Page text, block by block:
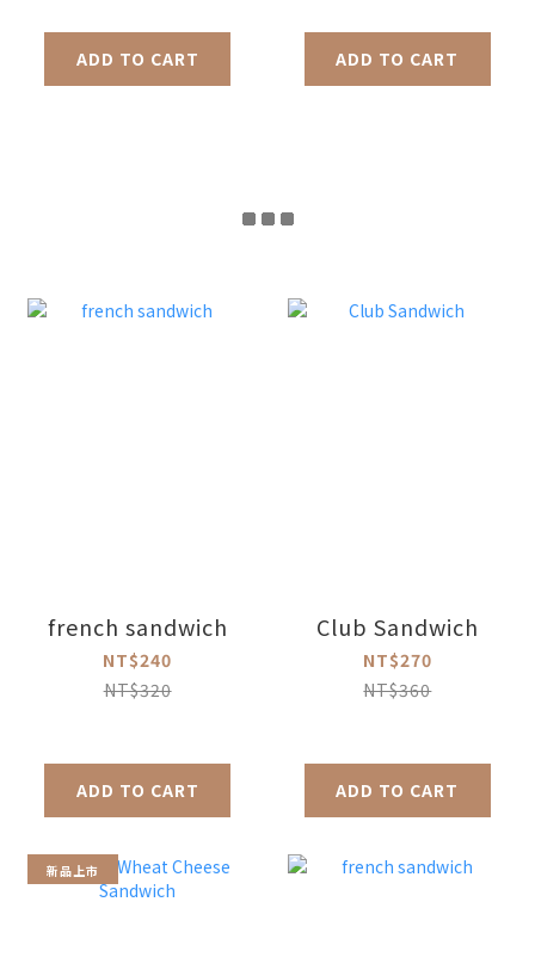
ADD TO CART ADD TO CART
french sandwich
NT$240
NT$320
ADD TO CART
Club Sandwich
NT$270
NT$360
ADD TO CART
新品上市